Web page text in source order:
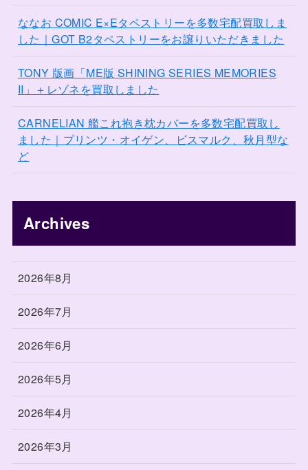
ななお COMIC E×Eタペストリーを多数宅配買取しま
した｜GOT B2タペストリーをお譲りいただきました
TONY 版画「ME版 SHINING SERIES MEMORIES
II」＋レゾネを買取しました
CARNELIAN 艦これ抱き枕カバーを多数宅配買取し
ました｜プリンツ・オイゲン、ビスマルク、秋月型な
ど
Archives
2026年8月
2026年7月
2026年6月
2026年5月
2026年4月
2026年3月